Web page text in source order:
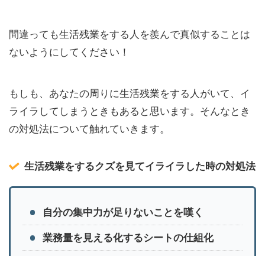
間違っても生活残業をする人を羨んで真似することは
ないようにしてください！
もしも、あなたの周りに生活残業をする人がいて、イ
ライラしてしまうときもあると思います。そんなとき
の対処法について触れていきます。
生活残業をするクズを見てイライラした時の対処法
自分の集中力が足りないことを嘆く
業務量を見える化するシートの仕組化